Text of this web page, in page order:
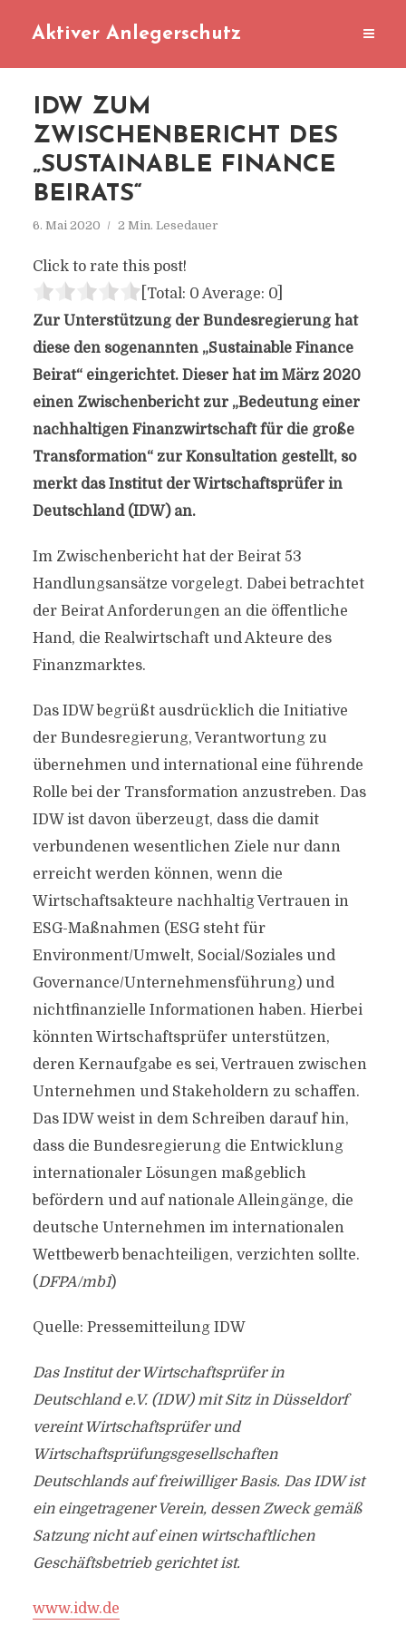
Aktiver Anlegerschutz
IDW ZUM
ZWISCHENBERICHT DES
„SUSTAINABLE FINANCE
BEIRATS“
6. Mai 2020 2 Min. Lesedauer
Click to rate this post!
[Total: 0 Average: 0]
Zur Unterstützung der Bundesregierung hat
diese den sogenannten „Sustainable Finance
Beirat“ eingerichtet. Dieser hat im März 2020
einen Zwischenbericht zur „Bedeutung einer
nachhaltigen Finanzwirtschaft für die große
Transformation“ zur Konsultation gestellt, so
merkt das Institut der Wirtschaftsprüfer in
Deutschland (IDW) an.
Im Zwischenbericht hat der Beirat 53
Handlungsansätze vorgelegt. Dabei betrachtet
der Beirat Anforderungen an die öffentliche
Hand, die Realwirtschaft und Akteure des
Finanzmarktes.
Das IDW begrüßt ausdrücklich die Initiative
der Bundesregierung, Verantwortung zu
übernehmen und international eine führende
Rolle bei der Transformation anzustreben. Das
IDW ist davon überzeugt, dass die damit
verbundenen wesentlichen Ziele nur dann
erreicht werden können, wenn die
Wirtschaftsakteure nachhaltig Vertrauen in
ESG-Maßnahmen (ESG steht für
Environment/Umwelt, Social/Soziales und
Governance/Unternehmensführung) und
nichtfinanzielle Informationen haben. Hierbei
könnten Wirtschaftsprüfer unterstützen,
deren Kernaufgabe es sei, Vertrauen zwischen
Unternehmen und Stakeholdern zu schaffen.
Das IDW weist in dem Schreiben darauf hin,
dass die Bundesregierung die Entwicklung
internationaler Lösungen maßgeblich
befördern und auf nationale Alleingänge, die
deutsche Unternehmen im internationalen
Wettbewerb benachteiligen, verzichten sollte.
(DFPA/mb1)
Quelle: Pressemitteilung IDW
Das Institut der Wirtschaftsprüfer in
Deutschland e.V. (IDW) mit Sitz in Düsseldorf
vereint Wirtschaftsprüfer und
Wirtschaftsprüfungsgesellschaften
Deutschlands auf freiwilliger Basis. Das IDW ist
ein eingetragener Verein, dessen Zweck gemäß
Satzung nicht auf einen wirtschaftlichen
Geschäftsbetrieb gerichtet ist.
www.idw.de